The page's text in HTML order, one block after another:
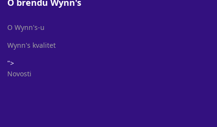
O brendu Wynn's
O Wynn's-u
Wynn's kvalitet
">
Novosti